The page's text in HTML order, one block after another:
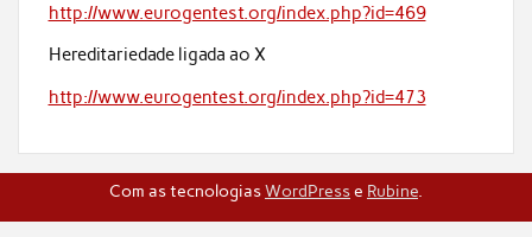
http://www.eurogentest.org/index.php?id=469
Hereditariedade ligada ao X
http://www.eurogentest.org/index.php?id=473
Com as tecnologiasWordPresse Rubine.